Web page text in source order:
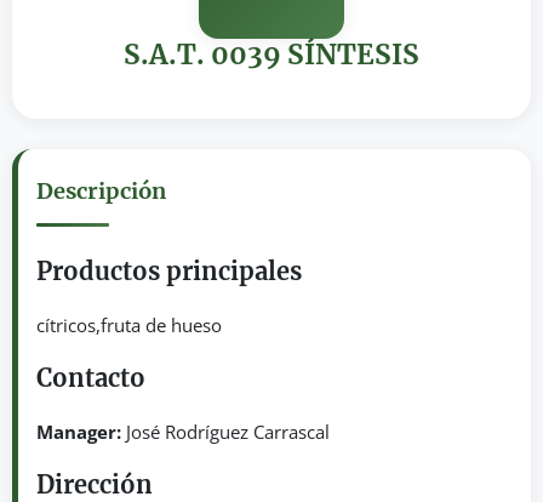
S.A.T. 0039 SÍNTESIS
Descripción
Productos principales
cítricos,fruta de hueso
Contacto
Manager: José Rodríguez Carrascal
Dirección